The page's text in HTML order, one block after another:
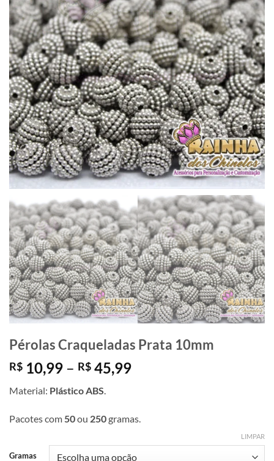
Pérolas Craqueladas Prata 10mm
R$ 10,99 – R$ 45,99Faixa
através
R$ 45,99
Material: Plástico ABS.
Pacotes com50ou 250gramas.
Gramas
LIMPAR